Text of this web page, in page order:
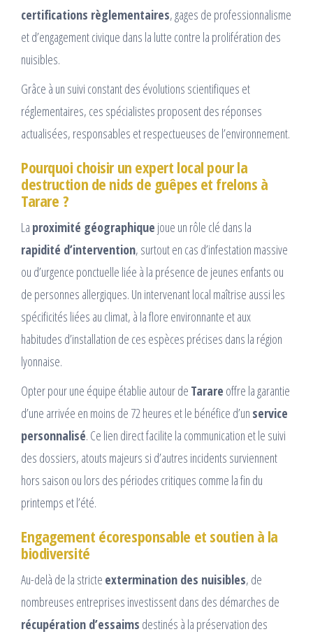
certifications règlementaires, gages de professionnalisme
et d’engagement civique dans la lutte contre la prolifération des
nuisibles.
Grâce à un suivi constant des évolutions scientifiques et
réglementaires, ces spécialistes proposent des réponses
actualisées, responsables et respectueuses de l’environnement.
Pourquoi choisir un expert local pour la
destruction de nids de guêpes et frelons à
Tarare ?
La proximité géographique joue un rôle clé dans la
rapidité d’intervention, surtout en cas d’infestation massive
ou d’urgence ponctuelle liée à la présence de jeunes enfants ou
de personnes allergiques. Un intervenant local maîtrise aussi les
spécificités liées au climat, à la flore environnante et aux
habitudes d’installation de ces espèces précises dans la région
lyonnaise.
Opter pour une équipe établie autour de Tarare offre la garantie
d’une arrivée en moins de 72 heures et le bénéfice d’un service
personnalisé. Ce lien direct facilite la communication et le suivi
des dossiers, atouts majeurs si d’autres incidents surviennent
hors saison ou lors des périodes critiques comme la fin du
printemps et l’été.
Engagement écoresponsable et soutien à la
biodiversité
Au-delà de la stricte extermination des nuisibles, de
nombreuses entreprises investissent dans des démarches de
récupération d’essaims destinés à la préservation des